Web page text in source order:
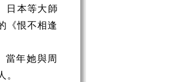
日本等大師
《恨不相逢
年她與周